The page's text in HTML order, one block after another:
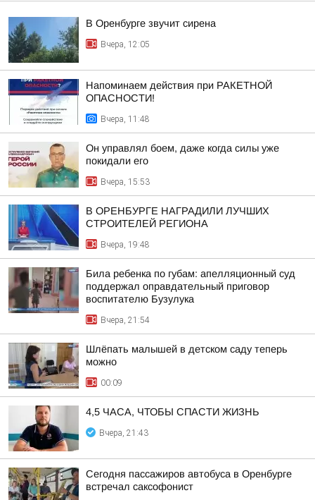
В Оренбурге звучит сирена
Вчера, 12:05
Напоминаем действия при РАКЕТНОЙ
ОПАСНОСТИ!
Вчера, 11:48
Он управлял боем, даже когда силы уже
покидали его
Вчера, 15:53
В ОРЕНБУРГЕ НАГРАДИЛИ ЛУЧШИХ
СТРОИТЕЛЕЙ РЕГИОНА
Вчера, 19:48
Била ребенка по губам: апелляционный суд
поддержал оправдательный приговор
воспитателю Бузулука
Вчера, 21:54
Шлёпать малышей в детском саду теперь
можно
00:09
4,5 ЧАСА, ЧТОБЫ СПАСТИ ЖИЗНЬ
Вчера, 21:43
Сегодня пассажиров автобуса в Оренбурге
встречал саксофонист